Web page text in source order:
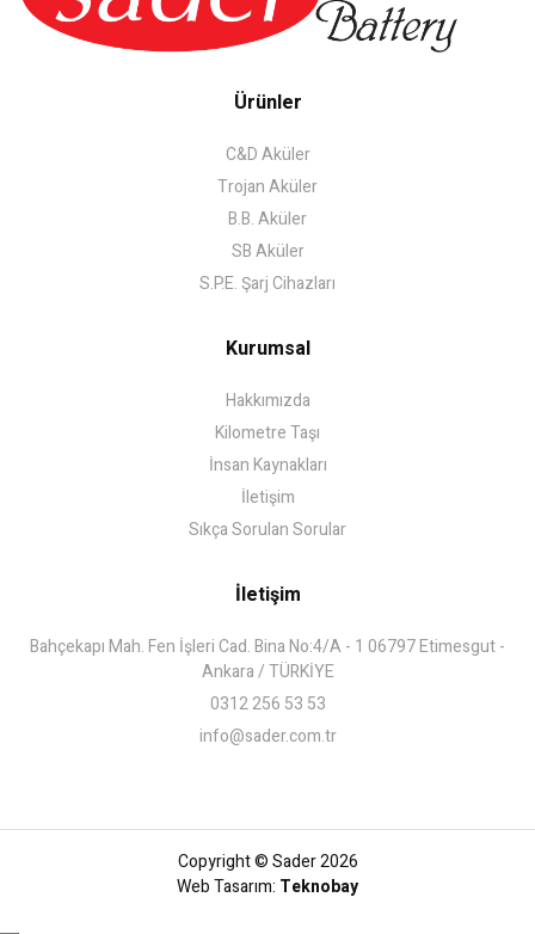
Ürünler
C&D Aküler
Trojan Aküler
B.B. Aküler
SB Aküler
S.P.E. Şarj Cihazları
Kurumsal
Hakkımızda
Kilometre Taşı
İnsan Kaynakları
İletişim
Sıkça Sorulan Sorular
İletişim
Bahçekapı Mah. Fen İşleri Cad. Bina No:4/A - 1 06797 Etimesgut -
Ankara / TÜRKİYE
0312 256 53 53
info@sader.com.tr
Copyright © Sader 2026
Web Tasarım: Teknobay